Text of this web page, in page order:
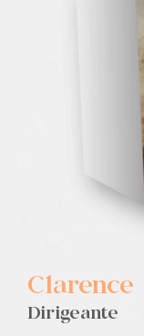
Clarence
Dirigeante